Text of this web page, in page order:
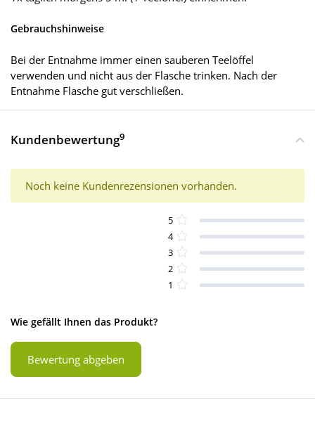
Gebrauchshinweise
Bei der Entnahme immer einen sauberen Teelöffel
verwenden und nicht aus der Flasche trinken. Nach der
Entnahme Flasche gut verschließen.
Kundenbewertung9
Noch keine Kundenrezensionen vorhanden.
5
4
3
2
1
Wie gefällt Ihnen das Produkt?
Bewertung abgeben